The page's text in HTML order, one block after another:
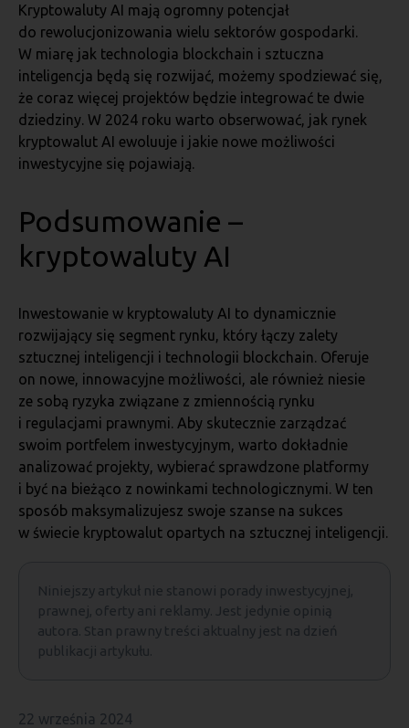
Kryptowaluty AI mają ogromny potencjał
do rewolucjonizowania wielu sektorów gospodarki.
W miarę jak technologia blockchain i sztuczna
inteligencja będą się rozwijać, możemy spodziewać się,
że coraz więcej projektów będzie integrować te dwie
dziedziny. W 2024 roku warto obserwować, jak rynek
kryptowalut AI ewoluuje i jakie nowe możliwości
inwestycyjne się pojawiają.
Podsumowanie –
kryptowaluty AI
Inwestowanie w kryptowaluty AI to dynamicznie
rozwijający się segment rynku, który łączy zalety
sztucznej inteligencji i technologii blockchain. Oferuje
on nowe, innowacyjne możliwości, ale również niesie
ze sobą ryzyka związane z zmiennością rynku
i regulacjami prawnymi. Aby skutecznie zarządzać
swoim portfelem inwestycyjnym, warto dokładnie
analizować projekty, wybierać sprawdzone platformy
i być na bieżąco z nowinkami technologicznymi. W ten
sposób maksymalizujesz swoje szanse na sukces
w świecie kryptowalut opartych na sztucznej inteligencji.
Niniejszy artykuł nie stanowi porady inwestycyjnej,
prawnej, oferty ani reklamy. Jest jedynie opinią
autora. Stan prawny treści aktualny jest na dzień
publikacji artykułu.
22 września 2024